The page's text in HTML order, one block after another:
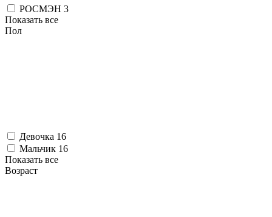
РОСМЭН 3
Показать все
Пол
Девочка 16
Мальчик 16
Показать все
Возраст